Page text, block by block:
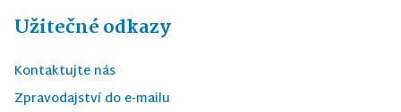
Užitečné odkazy
Kontaktujte nás
Zpravodajství do e-mailu